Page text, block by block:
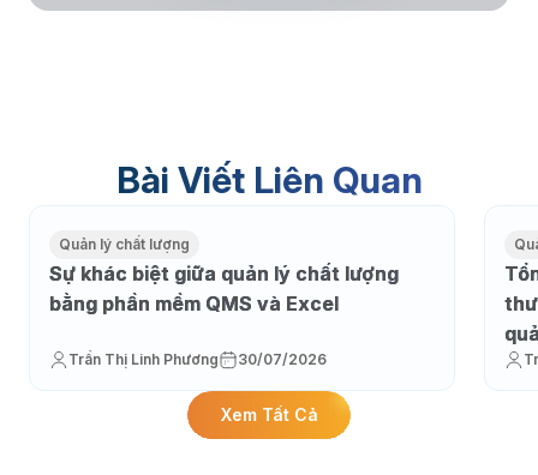
Bài Viết Liên Quan
Quản lý chất lượng
Sự khác biệt giữa quản lý chất lượng
bằng phần mềm QMS và Excel
Trần Thị Linh Phương 30/07/2026
Xem Tất Cả